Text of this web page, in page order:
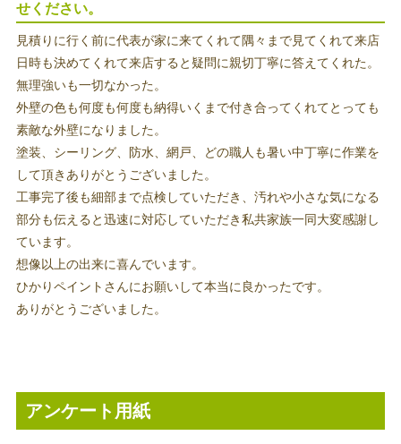
せください。
見積りに行く前に代表が家に来てくれて隅々まで見てくれて来店
日時も決めてくれて来店すると疑問に親切丁寧に答えてくれた。
無理強いも一切なかった。
外壁の色も何度も何度も納得いくまで付き合ってくれてとっても
素敵な外壁になりました。
塗装、シーリング、防水、網戸、どの職人も暑い中丁寧に作業を
して頂きありがとうございました。
工事完了後も細部まで点検していただき、汚れや小さな気になる
部分も伝えると迅速に対応していただき私共家族一同大変感謝し
ています。
想像以上の出来に喜んでいます。
ひかりペイントさんにお願いして本当に良かったです。
ありがとうございました。
アンケート用紙